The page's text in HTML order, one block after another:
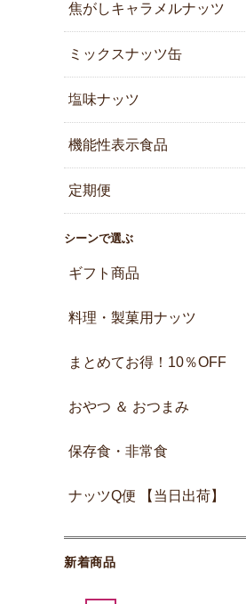
焦がしキャラメルナッツ
ミックスナッツ缶
塩味ナッツ
機能性表示食品
定期便
シーンで選ぶ
ギフト商品
料理・製菓用ナッツ
まとめてお得！10％OFF
おやつ ＆ おつまみ
保存食・非常食
ナッツQ便 【当日出荷】
新着商品